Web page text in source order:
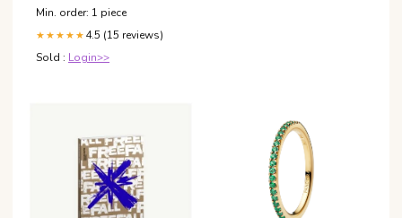
Min. order: 1 piece
★★★★★ 4.5 (15 reviews)
Sold : Login>>